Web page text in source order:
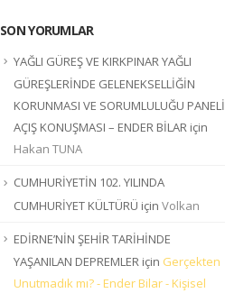
SON YORUMLAR
YAĞLI GÜREŞ VE KIRKPINAR YAĞLI
GÜREŞLERİNDE GELENEKSELLİĞİN
KORUNMASI VE SORUMLULUĞU PANELİ
AÇIŞ KONUŞMASI – ENDER BİLAR için
Hakan TUNA
CUMHURİYETİN 102. YILINDA
CUMHURİYET KÜLTÜRÜ için Volkan
EDİRNE’NİN ŞEHİR TARİHİNDE
YAŞANILAN DEPREMLER için Gerçekten
Unutmadık mı? - Ender Bilar - Kişisel